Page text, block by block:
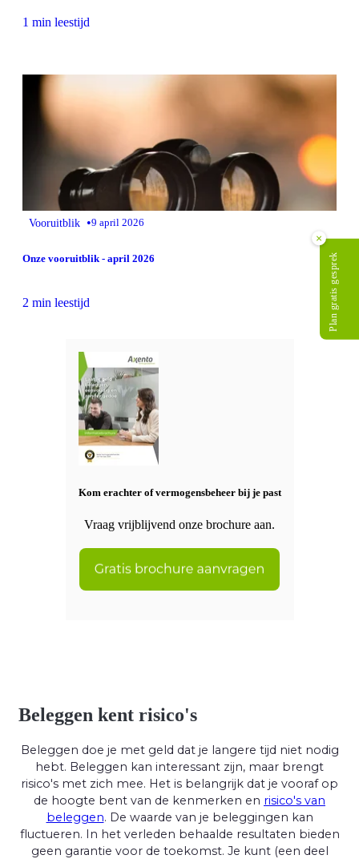
1 min leestijd
Vooruitblik •9 april 2026
Onze vooruitblik - april 2026
2 min leestijd
Kom erachter of vermogensbeheer bij je past
Vraag vrijblijvend onze brochure aan.
Beleggen kent risico's
Beleggen doe je met geld dat je langere tijd niet nodig
hebt. Beleggen kan interessant zijn, maar brengt
risico's met zich mee. Het is belangrijk dat je vooraf op
de hoogte bent van de kenmerken en risico's van
beleggen. De waarde van je beleggingen kan
fluctueren. In het verleden behaalde resultaten bieden
geen garantie voor de toekomst. Je kunt (een deel
×
Plan gratis gesprek